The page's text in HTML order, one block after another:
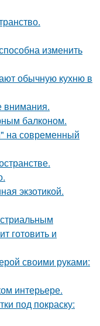
изменить
обычную кухню в
внимания.
балконом.
на современный
экзотикой.
готовить и
своими руками:
интерьере.
под покраску: